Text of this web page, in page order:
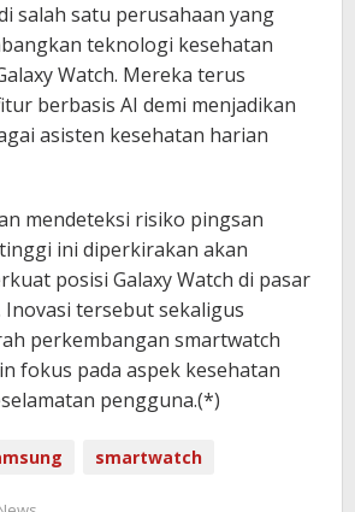
salah satu perusahaan yang
teknologi kesehatan
Watch. Mereka terus
berbasis AI demi menjadikan
asisten kesehatan harian
mendeteksi risiko pingsan
ini diperkirakan akan
posisi Galaxy Watch di pasar
tersebut sekaligus
perkembangan smartwatch
fokus pada aspek kesehatan
pengguna.(*)
smartwatch